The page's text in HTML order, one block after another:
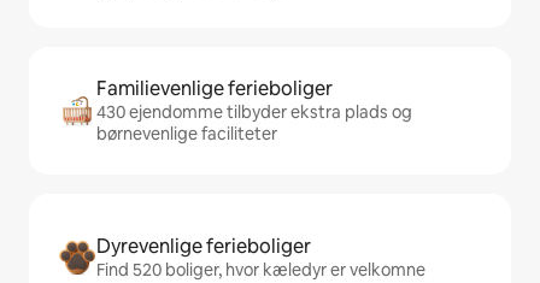
Familievenlige ferieboliger
430 ejendomme tilbyder ekstra plads og
børnevenlige faciliteter
Dyrevenlige ferieboliger
Find 520 boliger, hvor kæledyr er velkomne